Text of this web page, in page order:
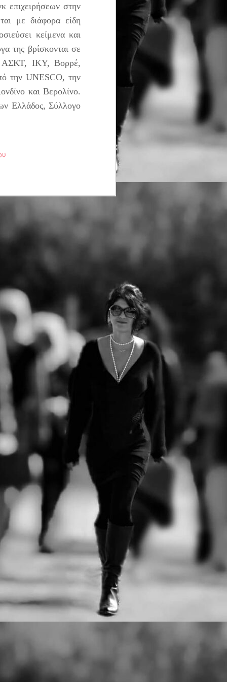
στην
με διάφορα είδη
κείμενα και
της βρίσκονται σε
ΑΣΚΤ, ΙΚΥ, Βορρέ,
την UNESCO, την
και Βερολίνο.
Ελλάδος, Σύλλογο